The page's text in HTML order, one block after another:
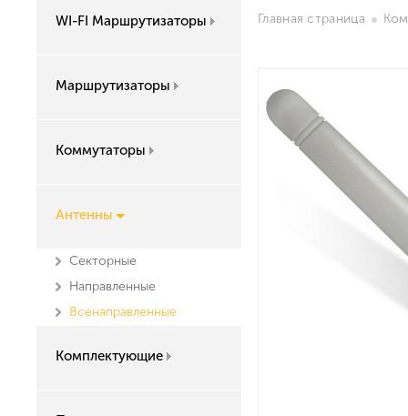
WI-FI Маршрутизаторы
Маршрутизаторы
Коммутаторы
Антенны
Секторные
Направленные
Всенаправленные
Комплектующие
Главная страница